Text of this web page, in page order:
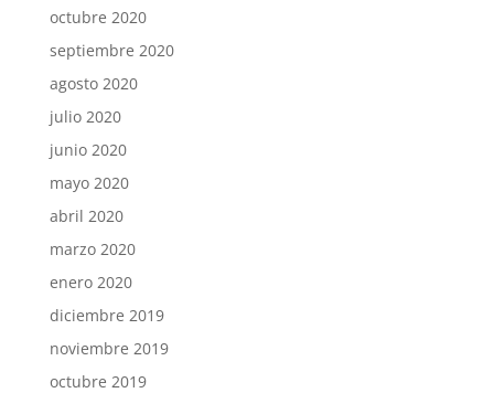
octubre 2020
septiembre 2020
agosto 2020
julio 2020
junio 2020
mayo 2020
abril 2020
marzo 2020
enero 2020
diciembre 2019
noviembre 2019
octubre 2019